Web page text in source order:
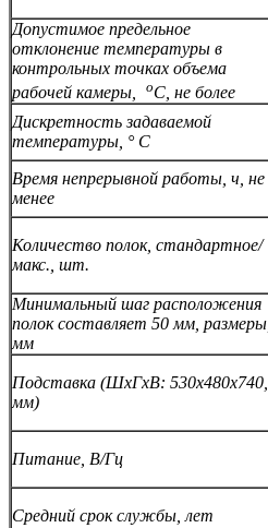
Допустимое предельное
отклонение температуры в
контрольных точках объема
рабочей камеры,
оС, не более
Дискретность задаваемой
температуры, ° С
Время непрерывной работы, ч, не
менее
Количество полок, стандартное/
макс., шт.
Минимальный шаг расположения
полок составляет 50 мм, размеры,
мм
Подставка (ШхГхВ: 530х480х740,
мм)
Питание, В/Гц
Средний срок службы, лет